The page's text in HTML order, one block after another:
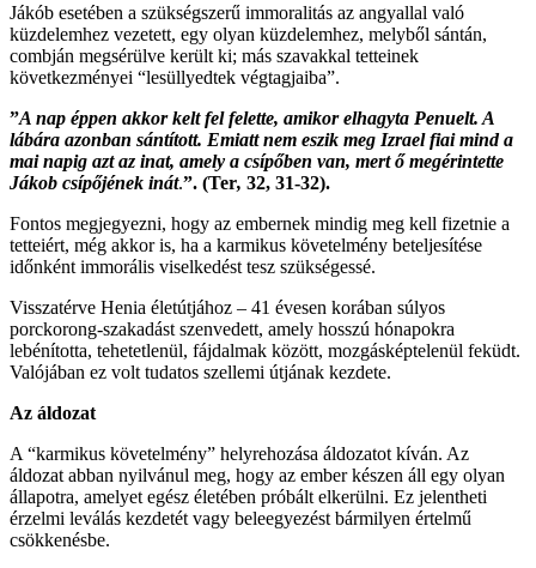
Jákób esetében a szükségszerű immoralitás az angyallal való
küzdelemhez vezetett, egy olyan küzdelemhez, melyből sántán,
combján megsérülve került ki; más szavakkal tetteinek
következményei “lesüllyedtek végtagjaiba”.
”A nap éppen akkor kelt fel felette, amikor elhagyta Penuelt. A
lábára azonban sántított. Emiatt nem eszik meg Izrael fiai mind a
mai napig azt az inat, amely a csípőben van, mert ő megérintette
Jákob csípőjének inát.”. (Ter, 32, 31-32).
Fontos megjegyezni, hogy az embernek mindig meg kell fizetnie a
tetteiért, még akkor is, ha a karmikus követelmény beteljesítése
időnként immorális viselkedést tesz szükségessé.
Visszatérve Henia életútjához – 41 évesen korában súlyos
porckorong-szakadást szenvedett, amely hosszú hónapokra
lebénította, tehetetlenül, fájdalmak között, mozgásképtelenül feküdt.
Valójában ez volt tudatos szellemi útjának kezdete.
Az áldozat
A “karmikus követelmény” helyrehozása áldozatot kíván. Az
áldozat abban nyilvánul meg, hogy az ember készen áll egy olyan
állapotra, amelyet egész életében próbált elkerülni. Ez jelentheti
érzelmi leválás kezdetét vagy beleegyezést bármilyen értelmű
csökkenésbe.